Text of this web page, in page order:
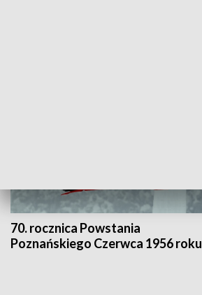
70. rocznica Powstania
Poznańskiego Czerwca 1956 roku